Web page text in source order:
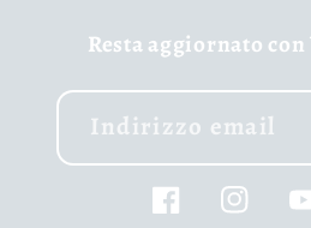
Resta aggiornato
Indirizzo email
Facebook